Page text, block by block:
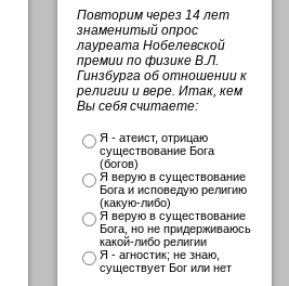
Повторим через 14 лет
знаменитый опрос
лауреата Нобелевской
премии по физике В.Л.
Гинзбурга об отношении к
религии и вере. Итак, кем
Вы себя считаете:
Я - атеист, отрицаю
существование Бога
(богов)
Я верую в существование
Бога и исповедую религию
(какую-либо)
Я верую в существование
Бога, но не придерживаюсь
какой-либо религии
Я - агностик; не знаю,
существует Бог или нет